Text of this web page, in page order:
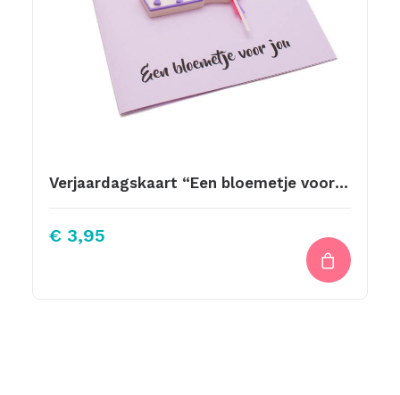
Verjaardagskaart “Een bloemetje voor jou” 1
€ 3,95